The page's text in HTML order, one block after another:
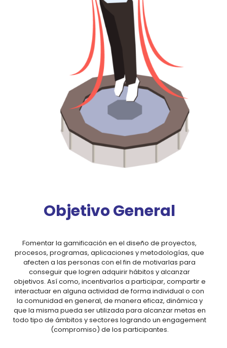
Objetivo General
Fomentar la gamificación en el diseño de proyectos,
procesos, programas, aplicaciones y metodologías, que
afecten a las personas con el fin de motivarlas para
conseguir que logren adquirir hábitos y alcanzar
objetivos. Así como, incentivarlos a participar, compartir e
interactuar en alguna actividad de forma individual o con
la comunidad en general, de manera eficaz, dinámica y
que la misma pueda ser utilizada para alcanzar metas en
todo tipo de ámbitos y sectores logrando un engagement
(compromiso) de los participantes.